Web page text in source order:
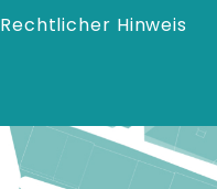
Rechtlicher Hinweis